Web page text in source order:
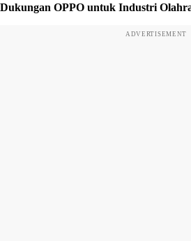
Dukungan OPPO untuk Industri
ADVERTISEMENT